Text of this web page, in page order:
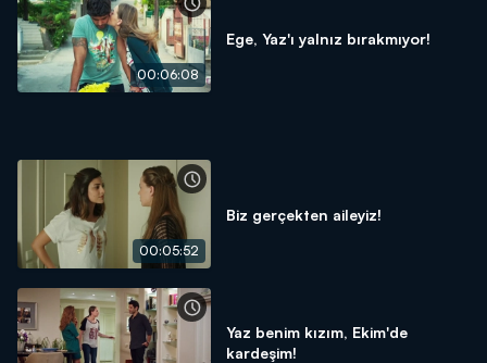
00:06:08
Ege, Yaz'ı yalnız bırakmıyor!
00:05:52
Biz gerçekten aileyiz!
Yaz benim kızım, Ekim'de
kardeşim!